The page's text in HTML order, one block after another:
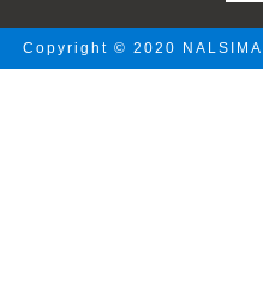
Copyright © 2020